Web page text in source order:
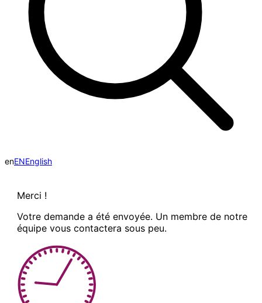
enENEnglish
Merci !
Votre demande a été envoyée. Un membre de notre
équipe vous contactera sous peu.